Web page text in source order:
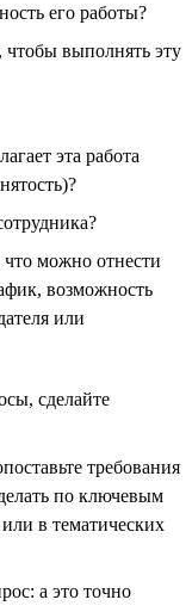
его работы?
чтобы выполнять эту
эта работа
можно отнести
возможность
или
сделайте
требования
по ключевым
в тематических
а это точно